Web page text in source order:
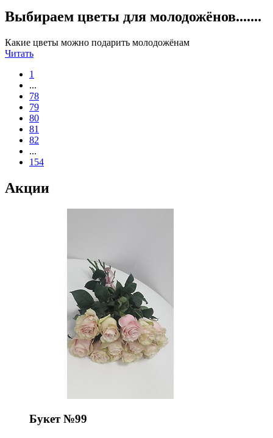
Выбираем цветы для молодожёнов.......
Какие цветы можно подарить молодожёнам
Читать
1
...
78
79
80
81
82
...
154
Акции
Букет №99